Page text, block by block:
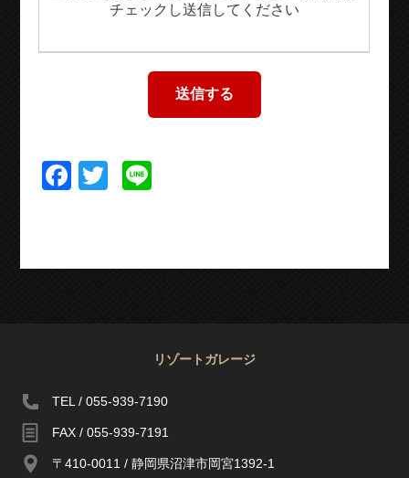
チェックし送信してください
Facebook
Twitter
リゾートガレージ
TEL / 055-939-7190
FAX / 055-939-7191
〒410-0011 / 静岡県沼津市岡宮1392-1